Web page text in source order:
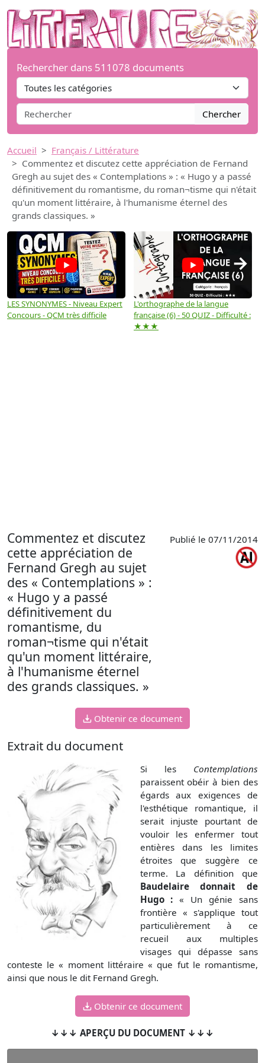
Rechercher dans 511078 documents
Chercher
Accueil
Français / Littérature
Commentez et discutez cette appréciation de Fernand
Gregh au sujet des « Contemplations » : « Hugo y a passé
définitivement du romantisme, du roman¬tisme qui n'était
qu'un moment littéraire, à l'humanisme éternel des
grands classiques. »
LES SYNONYMES - Niveau Expert
Concours - QCM très difficile
L'orthographe de la langue
française (6) - 50 QUIZ - Difficulté :
★★★
→
Commentez et discutez
cette appréciation de
Fernand Gregh au sujet
des « Contemplations » :
« Hugo y a passé
définitivement du
romantisme, du
roman¬tisme qui n'était
qu'un moment littéraire,
à l'humanisme éternel
des grands classiques. »
Publié le 07/11/2014
Obtenir ce document
Extrait du document
Si les Contemplations
paraissent obéir à bien des
égards aux exigences de
l'esthétique romantique, il
serait injuste pourtant de
vouloir les enfermer tout
entières dans les limites
étroites que suggère ce
terme. La définition que
Baudelaire donnait de
Hugo :« Un génie sans
frontière « s'applique tout
particulièrement à ce
recueil aux multiples
visages qui dépasse sans
conteste le « moment littéraire « que fut le romantisme,
ainsi que nous le dit Fernand Gregh.
Obtenir ce document
↓↓↓ APERÇU DU DOCUMENT ↓↓↓